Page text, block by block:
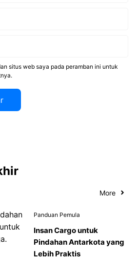
situs web saya pada peramban ini untuk
More
Panduan Pemula
Insan Cargo untuk
Pindahan Antarkota yang
Lebih Praktis